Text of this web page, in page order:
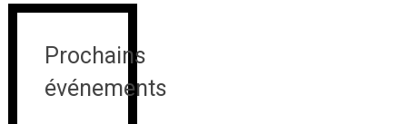
Prochains
événements